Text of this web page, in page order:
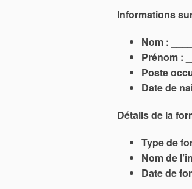
Informations
Nom :
Prénom :
Poste
Date de
Détails de la
Type de
Nom de
Date de